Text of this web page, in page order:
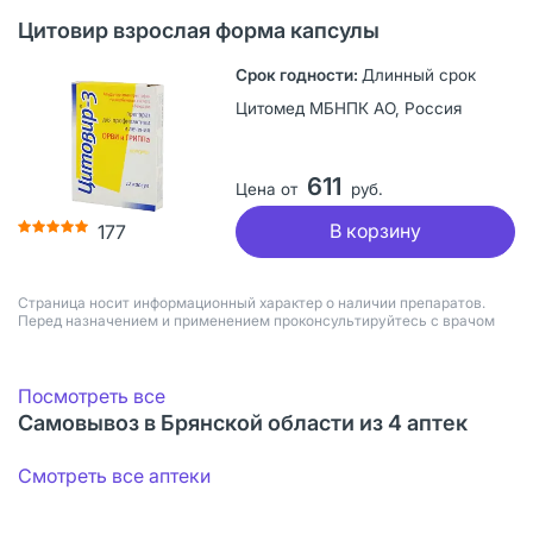
Цитовир взрослая форма капсулы
177
Длинный срок
Цитомед МБНПК АО, Россия
Цена от 611 руб.
В корзину
Страница носит информационный характер о наличии препаратов.
Перед назначением и применением проконсультируйтесь с врачом
Посмотреть все
Самовывоз в Брянской области из 4 аптек
Смотреть все аптеки